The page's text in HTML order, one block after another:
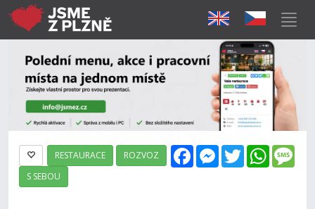
FacebookMessenger
Twitter
RESTAURACE
ROZVOZ
S SEBOU